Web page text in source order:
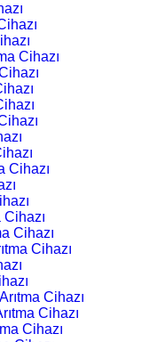
Cihazı
Cihazı
Cihazı
Cihazı
Cihazı
Cihazı
Cihazı